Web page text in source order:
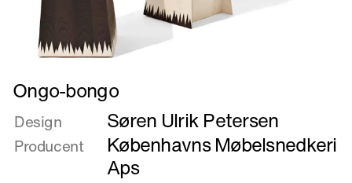
Læs
mere
om
Ongo-
bongo
Ongo-bongo
Design Søren Ulrik Petersen
Producent
Københavns Møbelsnedkeri
Aps